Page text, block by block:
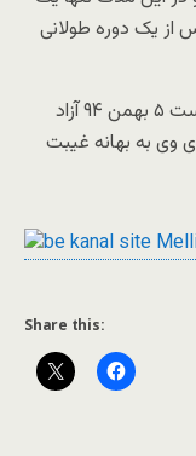
– پس از یک دوره طولانی
گنجی با پایان مدت چهار سال حبس می‌بایست ۵ بهمن ۹۴ آزاد
وی به بهانه غیبت
Share this: